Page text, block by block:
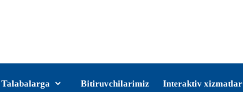
Talabalarga Bitiruvchilarimiz Interaktiv xizmatlar